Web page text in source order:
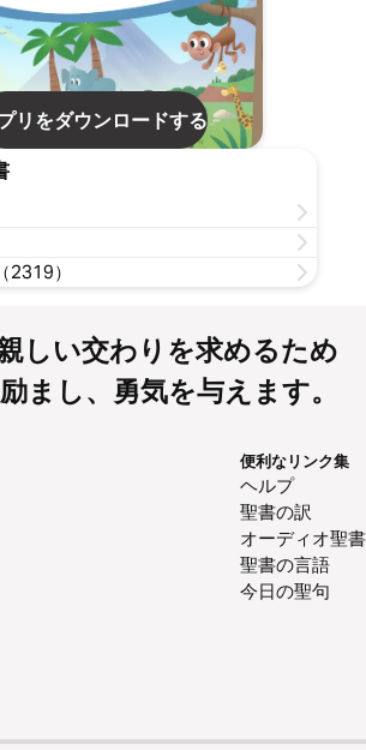
リをダウンロードする
2319）
しい交わりを求めるため
まし、勇気を与えます。
便利なリンク集
ヘルプ
聖書の訳
オーディオ聖書
聖書の言語
今日の聖句